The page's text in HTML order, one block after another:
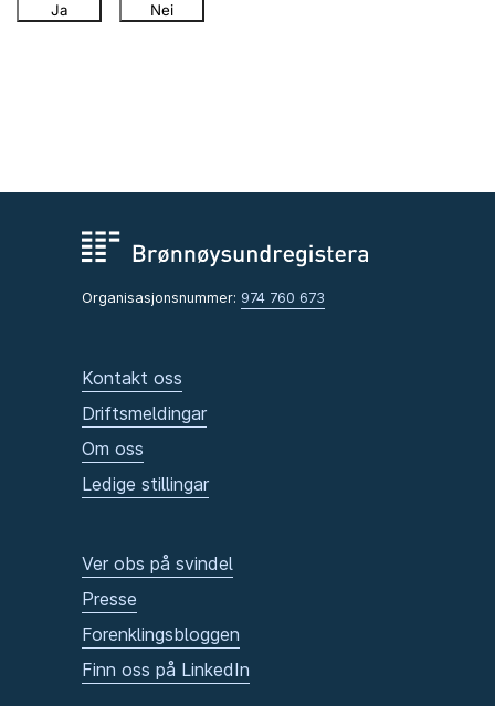
Ja Nei
Organisasjonsnummer: 974 760 673
Kontakt oss
Driftsmeldingar
Om oss
Ledige stillingar
Ver obs på svindel
Presse
Forenklingsbloggen
Finn oss på LinkedIn